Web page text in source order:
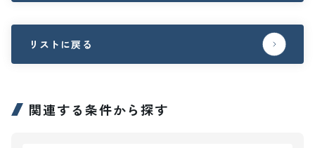
リストに戻る
関連する条件から探す